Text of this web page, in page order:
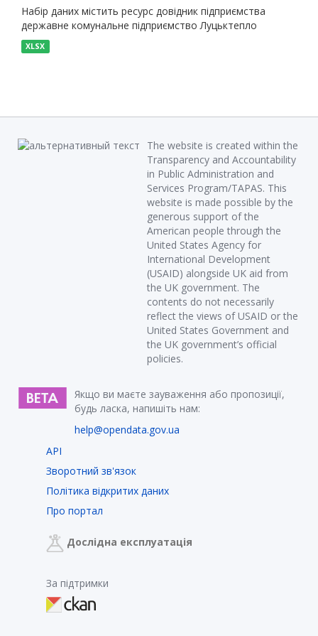
Набір даних містить ресурс довідник підприємства
державне комунальне підприємство Луцьктепло
XLSX
The website is created within the
Transparency and Accountability
in Public Administration and
Services Program/TAPAS. This
website is made possible by the
generous support of the
American people through the
United States Agency for
International Development
(USAID) alongside UK aid from
the UK government. The
contents do not necessarily
reflect the views of USAID or the
United States Government and
the UK government’s official
policies.
Якщо ви маєте зауваження або пропозиції,
будь ласка, напишіть нам:
help@opendata.gov.ua
API
Зворотний зв'язок
Політика відкритих даних
Про портал
Дослідна експлуатація
За підтримки